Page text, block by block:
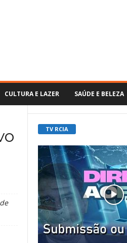
CULTURA E LAZER SAÚDE E BELEZA
TV RCIA